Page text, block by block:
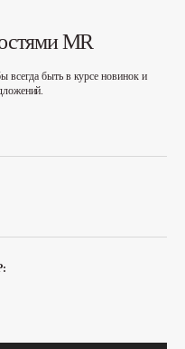
MR
всегда быть в курсе новинок и